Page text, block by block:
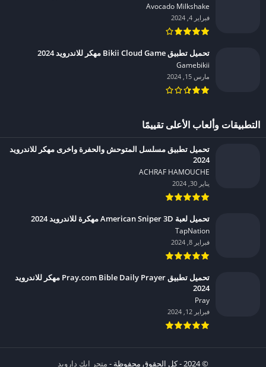
Avocado Milkshake‏
فبراير 4, 2024
تحميل تطبيق Bikii Cloud Game مهكر للاندرويد 2024
Gamebikii‏
مارس 15, 2024
التطبيقات وألعاب الأعلى تقييمًا
تحميل تطبيق مسلسل المتوحش والحفرة واخرى مهكر للاندرويد
2024
ACHRAF HAMOUCHE‏
يناير 30, 2024
تحميل لعبة American Sniper 3D مهكرة للاندرويد 2024
TapNation‏
فبراير 8, 2024
تحميل تطبيق Pray.com Bible Daily Prayer مهكر للاندرويد
2024
Pray‏
فبراير 12, 2024
© 2024 - كل الحقوق محفوظة - متجر ابك دارويد